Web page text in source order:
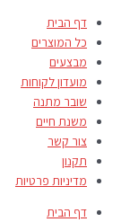
דף הבית
כל המוצרים
מבצעים
מועדון לקוחות
שובר מתנה
משנת חיים
צור קשר
תקנון
מדיניות פרטיות
דף הבית